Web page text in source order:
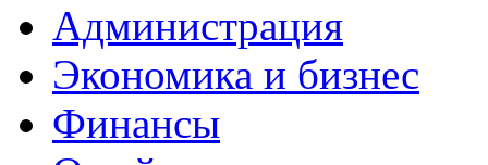
Администрация
Экономика и бизнес
Финансы